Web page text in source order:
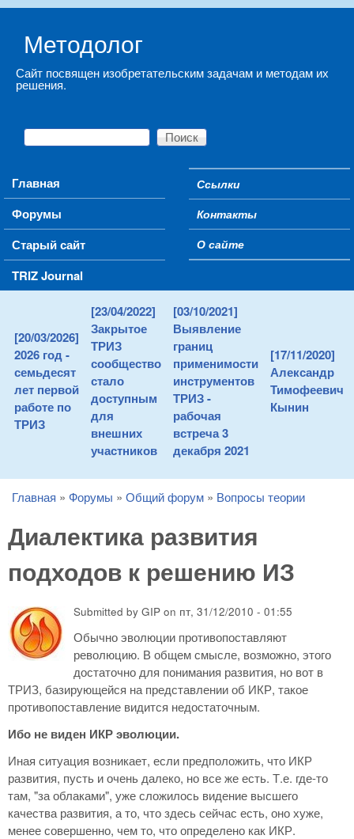
Методолог
Сайт посвящен изобретательским задачам и методам их
решения.
Форма поиска
Поиск
Main menu
Главная
Форумы
Старый сайт
TRIZ Journal
Secondary menu
Ссылки
Контакты
О сайте
[20/03/2026]
2026 год -
семьдесят
лет первой
работе по
ТРИЗ
[23/04/2022]
Закрытое
ТРИЗ
сообщество
стало
доступным
для
внешних
участников
[03/10/2021]
Выявление
границ
применимости
инструментов
ТРИЗ -
рабочая
встреча 3
декабря 2021
[17/11/2020]
Александр
Тимофеевич
Кынин
You are here
Главная » Форумы » Общий форум » Вопросы теории
Диалектика развития
подходов к решению ИЗ
Submitted by GIP on пт, 31/12/2010 - 01:55
Обычно эволюции противопоставляют
революцию. В общем смысле, возможно, этого
достаточно для понимания развития, но вот в
ТРИЗ, базирующейся на представлении об ИКР, такое
противопоставление видится недостаточным.
Ибо не виден ИКР эволюции.
Иная ситуация возникает, если предположить, что ИКР
развития, пусть и очень далеко, но все же есть. Т.е. где-то
там, "за облаками", уже сложилось видение высшего
качества развития, а то, что здесь сейчас есть, оно хуже,
менее совершенно, чем то, что определено как ИКР.